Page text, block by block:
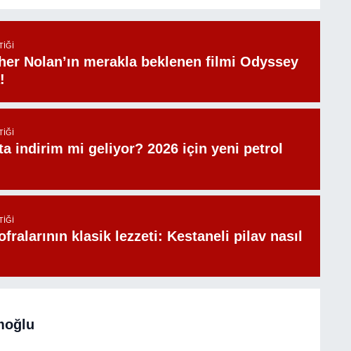
Nolan’ın merakla beklenen filmi Odyssey
indirim mi geliyor? 2026 için yeni petrol
klasik lezzeti: Kestaneli pilav nasıl